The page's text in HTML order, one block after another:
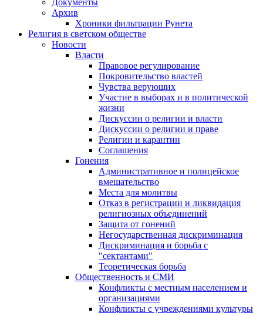
Документы
Архив
Хроники фильтрации Рунета
Религия в светском обществе
Новости
Власти
Правовое регулирование
Покровительство властей
Чувства верующих
Участие в выборах и в политической
жизни
Дискуссии о религии и власти
Дискуссии о религии и праве
Религии и карантин
Соглашения
Гонения
Административное и полицейское
вмешательство
Места для молитвы
Отказ в регистрации и ликвидация
религиозных объединений
Защита от гонений
Негосударственная дискриминация
Дискриминация и борьба с
"сектантами"
Теоретическая борьба
Общественность и СМИ
Конфликты с местным населением и
организациями
Конфликты с учреждениями культуры